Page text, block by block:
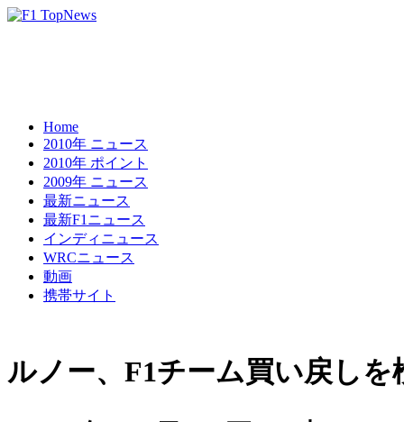
Home
2010年 ニュース
2010年 ポイント
2009年 ニュース
最新ニュース
最新F1ニュース
インディニュース
WRCニュース
動画
携帯サイト
ルノー、F1チーム買い戻しを